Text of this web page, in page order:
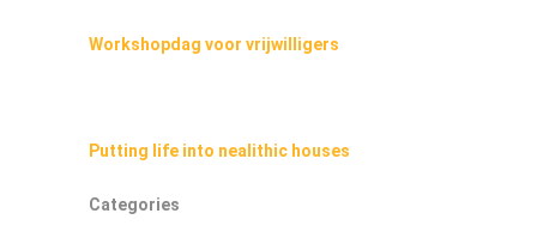
Workshopdag voor vrijwilligers
Putting life into nealithic houses
Categories